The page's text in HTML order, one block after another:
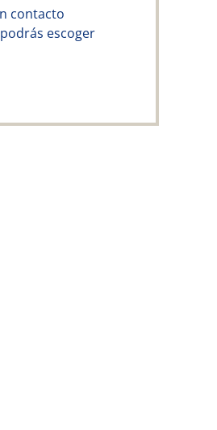
contacto
escoger